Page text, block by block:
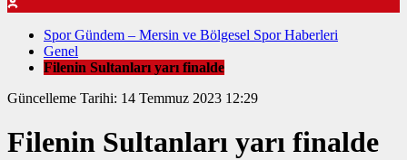
Spor Gündem – Mersin ve Bölgesel Spor Haberleri
Genel
Filenin Sultanları yarı finalde
Güncelleme Tarihi: 14 Temmuz 2023 12:29
Filenin Sultanları yarı finalde